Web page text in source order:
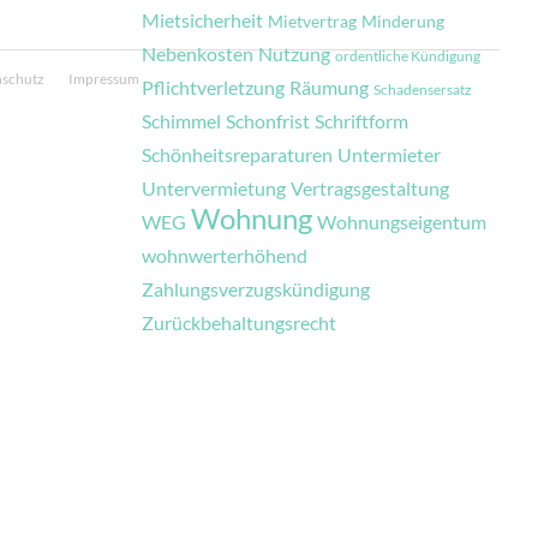
Mietsicherheit Mietvertrag Minderung
Nebenkosten Nutzung ordentliche Kündigung
Pflichtverletzung Räumung Schadensersatz
Schimmel Schonfrist Schriftform
Schönheitsreparaturen Untermieter
Untervermietung Vertragsgestaltung
WEG Wohnung Wohnungseigentum
wohnwerterhöhend
Zahlungsverzugskündigung
Zurückbehaltungsrecht
Impressum